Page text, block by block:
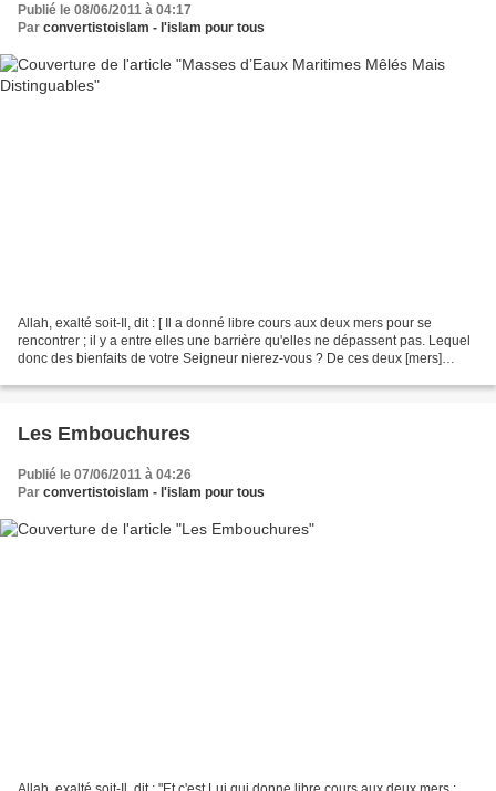
Publié le 08/06/2011 à 04:17
Par convertistoislam - l'islam pour tous
Allah, exalté soit-Il, dit : [ Il a donné libre cours aux deux mers pour se
rencontrer ; il y a entre elles une barrière qu'elles ne dépassent pas. Lequel
donc des bienfaits de votre Seigneur nierez-vous ? De ces deux [mers]
Les Embouchures
Publié le 07/06/2011 à 04:26
Par convertistoislam - l'islam pour tous